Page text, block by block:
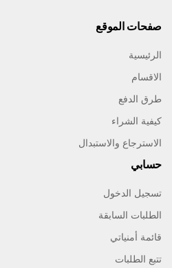
صفحات الموقع
الرئيسية
الاقسام
طرق الدفع
كيفية الشراء
الاسترجاع والاستبدال
حسابي
تسجيل الدخول
الطلبات السابقة
قائمة أمنياتي
تتبع الطلبات